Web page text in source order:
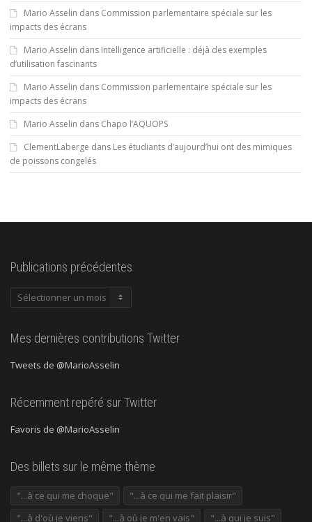
Mario Asselin dans Commission parlementaire spéciale sur les
impacts des écrans
Mario Asselin dans Intelligence artificielle : déjà des exemples
d’utilisation fascinants
Mario Asselin dans Commission parlementaire spéciale sur les
impacts des écrans
Mario Asselin dans Chapo l’AQUOPS
ClementLaberge dans Les étudiants d’aujourd’hui ont des mimiques
de poissons congelés
Publications précédentes
Publications
Mes dernières contributions Twitter
Tweets de @MarioAsselin
Récemment repéré sur Twitter
Favoris de @MarioAsselin
Des billets sur le même thème
"...à ce qui me choque"
"...à ce qui me fait plaisir"
"...à d'où je viens"
"...à où je m'en vais"
"...à qui je suis"